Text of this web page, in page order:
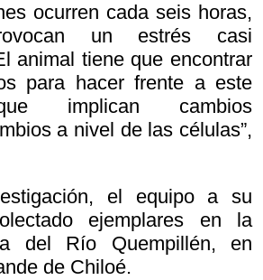
ocurren cada seis horas,
un estrés casi
animal tiene que encontrar
para hacer frente a este
implican cambios
a nivel de las células”,
el equipo a su
ejemplares en la
del Río Quempillén, en
de Chiloé.